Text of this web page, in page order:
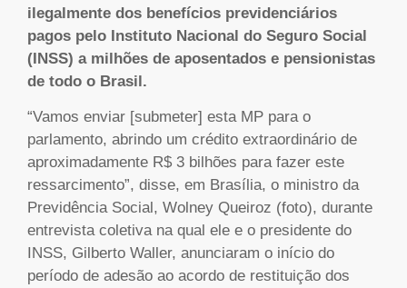
ilegalmente dos benefícios previdenciários
pagos pelo Instituto Nacional do Seguro Social
(INSS) a milhões de aposentados e pensionistas
de todo o Brasil.
“Vamos enviar [submeter] esta MP para o
parlamento, abrindo um crédito extraordinário de
aproximadamente R$ 3 bilhões para fazer este
ressarcimento”, disse, em Brasília, o ministro da
Previdência Social, Wolney Queiroz (foto), durante
entrevista coletiva na qual ele e o presidente do
INSS, Gilberto Waller, anunciaram o início do
período de adesão ao acordo de restituição dos